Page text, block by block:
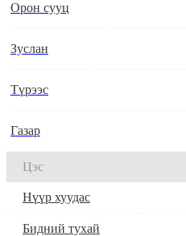
Орон сууц
Зуслан
Түрээс
Газар
Цэс
Нүүр хуудас
Бидний тухай